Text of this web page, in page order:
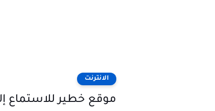
الانترنت
موقع خطير للاستماع